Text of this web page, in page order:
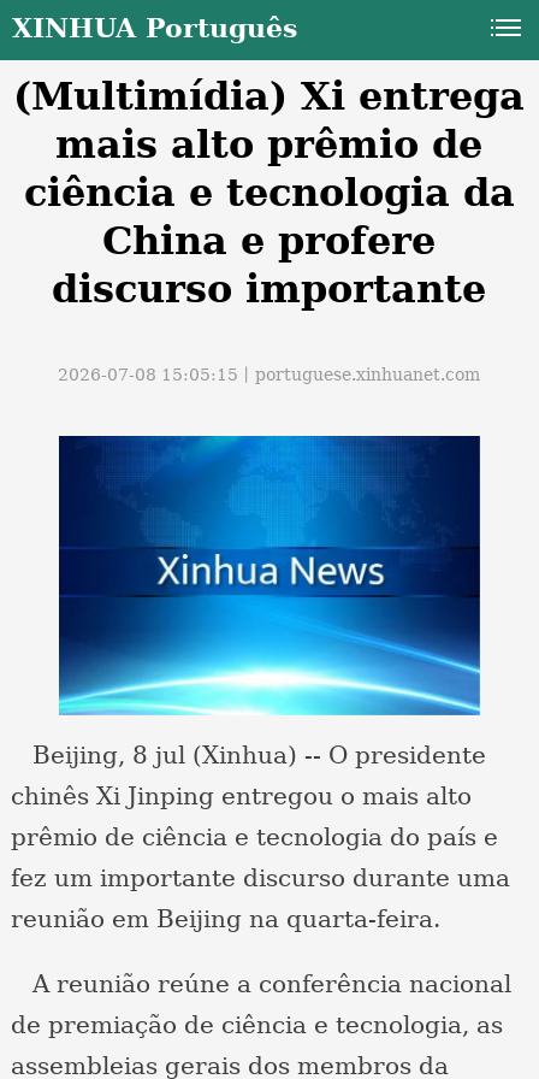
XINHUA Português
(Multimídia) Xi entrega
mais alto prêmio de
ciência e tecnologia da
China e profere
discurso importante
2026-07-08 15:05:15丨portuguese.xinhuanet.com
Beijing, 8 jul (Xinhua) -- O presidente
chinês Xi Jinping entregou o mais alto
prêmio de ciência e tecnologia do país e
fez um importante discurso durante uma
reunião em Beijing na quarta-feira.
A reunião reúne a conferência nacional
de premiação de ciência e tecnologia, as
assembleias gerais dos membros da